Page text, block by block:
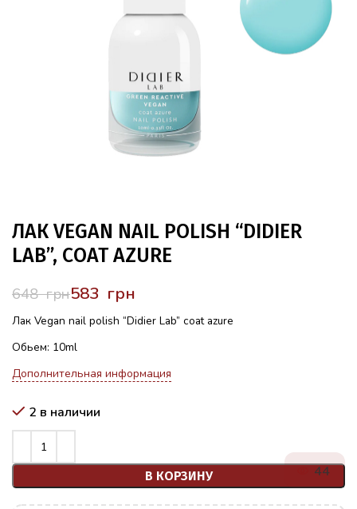
ЛАК VEGAN NAIL POLISH “DIDIER
LAB”, COAT AZURE
648грн583 грн
Лак Vegan nail polish “Didier Lab” coat azure
Обьем: 10ml
Дополнительная информация
2 в наличии
В КОРЗИНУ 44